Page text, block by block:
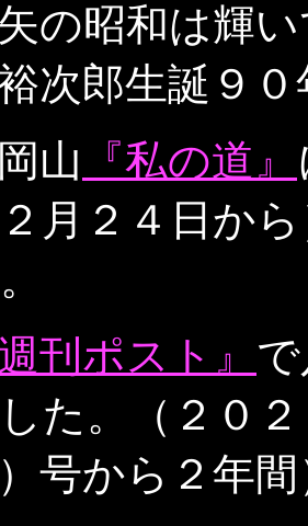
矢の昭和は輝
次郎生誕９
山 『私の道』
月２４日か
週刊ポスト』
た。（２０
号から２年